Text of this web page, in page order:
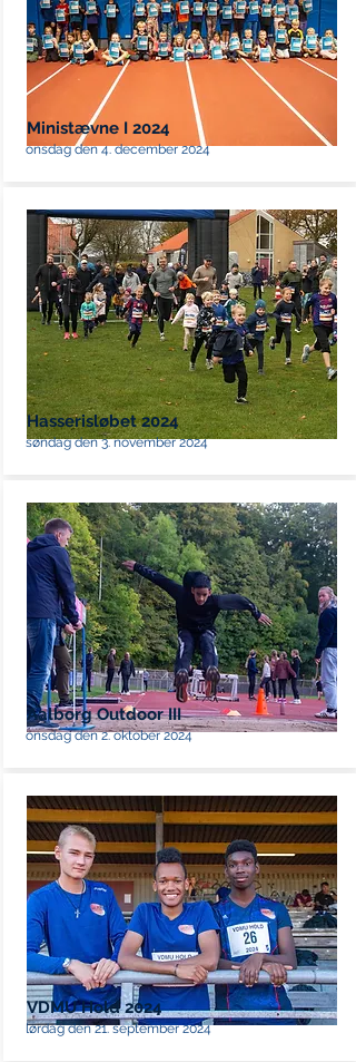
Ministævne I 2024
onsdag den 4. december 2024
Hasserisløbet 2024
søndag den 3. november 2024
Aalborg Outdoor III
onsdag den 2. oktober 2024
VDMU Hold 2024
lørdag den 21. september 2024